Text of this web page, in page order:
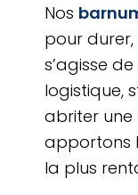
Nos
pour durer,
s’agisse
logistique,
abriter une
apportons
la plus